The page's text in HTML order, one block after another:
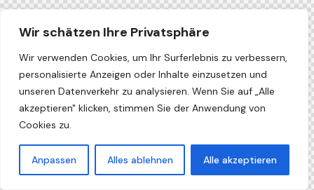
Wir schätzen Ihre Privatsphäre
Wir verwenden Cookies, um Ihr Surferlebnis zu verbessern,
personalisierte Anzeigen oder Inhalte einzusetzen und
unseren Datenverkehr zu analysieren. Wenn Sie auf „Alle
akzeptieren" klicken, stimmen Sie der Anwendung von
Cookies zu.
Anpassen Alles ablehnen Alle akzeptieren